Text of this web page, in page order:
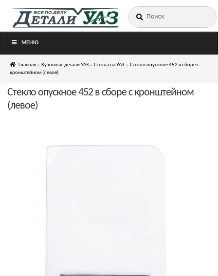
Перейти
Перейти
Искать:
МЕНЮ
Главная Кузовные детали УАЗ Стекла на УАЗ
Стекло опускное 452 в сборе с
кронштейном (левое)
Стекло опускное 452 в сборе с кронштейном
(левое)